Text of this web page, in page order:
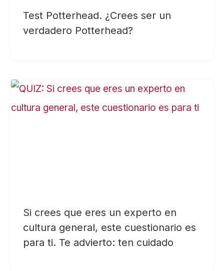
Test Potterhead. ¿Crees ser un
verdadero Potterhead?
Si crees que eres un experto en
cultura general, este cuestionario es
para ti. Te advierto: ten cuidado